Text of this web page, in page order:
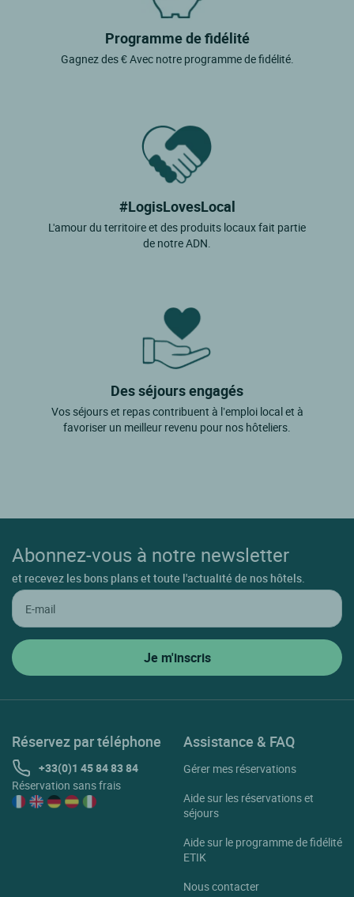
Programme de fidélité
Gagnez des € Avec notre programme de fidélité.
#LogisLovesLocal
L'amour du territoire et des produits locaux fait partie
de notre ADN.
Des séjours engagés
Vos séjours et repas contribuent à l’emploi local et à
favoriser un meilleur revenu pour nos hôteliers.
Abonnez-vous à notre newsletter
et recevez les bons plans et toute l'actualité de nos hôtels.
Réservez par téléphone
+33(0)1 45 84 83 84
Réservation sans frais
Assistance & FAQ
Gérer mes réservations
Aide sur les réservations et
séjours
Aide sur le programme de fidélité
ETIK
Nous contacter